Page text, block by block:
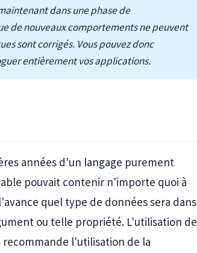
dans une phase de
de nouveaux comportements ne peuvent
sont corrigés. Vous pouvez donc
entièrement vos applications.
années d'un langage purement
pouvait contenir n'importe quoi à
quel type de données sera dans
ou telle propriété. L'utilisation de
l'utilisation de la